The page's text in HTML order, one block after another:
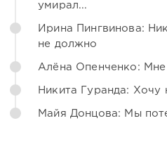
умирал...
Ирина Пингвинова:
не должно
Алёна Опенченко: Мне
Никита Гуранда: Хочу
Майя Донцова: Мы